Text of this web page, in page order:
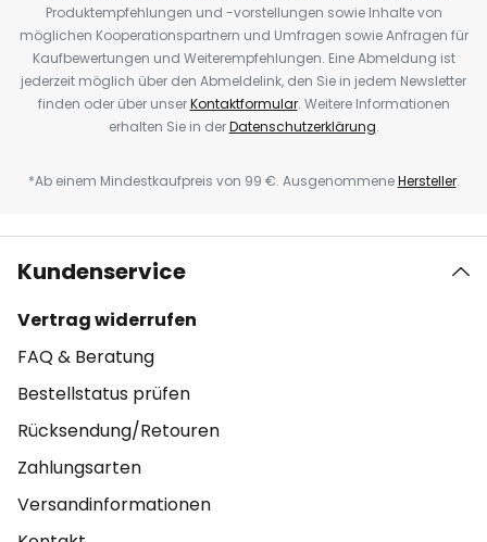
Produktempfehlungen und -vorstellungen sowie Inhalte von
möglichen Kooperationspartnern und Umfragen sowie Anfragen für
Kaufbewertungen und Weiterempfehlungen. Eine Abmeldung ist
jederzeit möglich über den Abmeldelink, den Sie in jedem Newsletter
finden oder über unserKontaktformular. Weitere Informationen
erhalten Sie in derDatenschutzerklärung.
*Ab einem Mindestkaufpreis von 99 €. AusgenommeneHersteller.
Kundenservice
Vertrag widerrufen
FAQ & Beratung
Bestellstatus prüfen
Rücksendung/Retouren
Zahlungsarten
Versandinformationen